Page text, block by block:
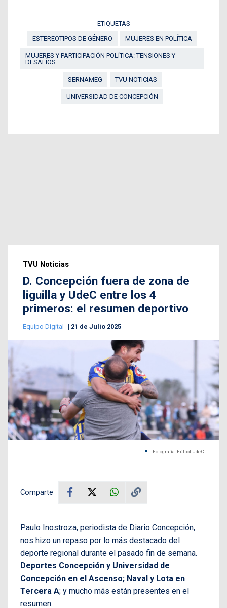
ETIQUETAS
ESTEREOTIPOS DE GÉNERO
MUJERES EN POLÍTICA
MUJERES Y PARTICIPACIÓN POLÍTICA: TENSIONES Y
DESAFÍOS
SERNAMEG TVU NOTICIAS
UNIVERSIDAD DE CONCEPCIÓN
TVU Noticias
D. Concepción fuera de zona de
liguilla y UdeC entre los 4
primeros: el resumen deportivo
Equipo Digital 21 de Julio 2025
Fotografía: Fútbol UdeC
Comparte
Paulo Inostroza, periodista de Diario Concepción,
nos hizo un repaso por lo más destacado del
deporte regional durante el pasado fin de semana.
Deportes Concepción y Universidad de
Concepción en el Ascenso; Naval y Lota en
Tercera A; y mucho más están presentes en el
resumen.